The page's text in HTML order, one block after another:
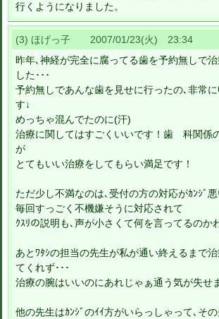
行くようになりました。
(3) ほげっ子 2007/01/23(火) 23:34
昨年､神経が完全に腐ってる歯を予約無しで
した･･･
予約無しであんな歯を見せに行ったの､非常
す↓
めっちゃ混んでたのに(汗)
治療に関してはすごくいいです！歯 科関係
が
とてもいい治療をしてもらい満足です！
ただ少し不満なのは､受付の方の対応がｶﾝｼﾞ悪
毎回すっごく不機嫌そうに対応されて
ｸｽﾘの説明も､声が小さくて何を言ってるのか
あとﾜﾀｼの担当の先生が私が通い終えるまで
てくれず･･･
治療の腕はいいのにあれじゃぁ通う気が失せ
他の先生はｶﾝｼﾞのｲｲ方がいらっしゃって､そ